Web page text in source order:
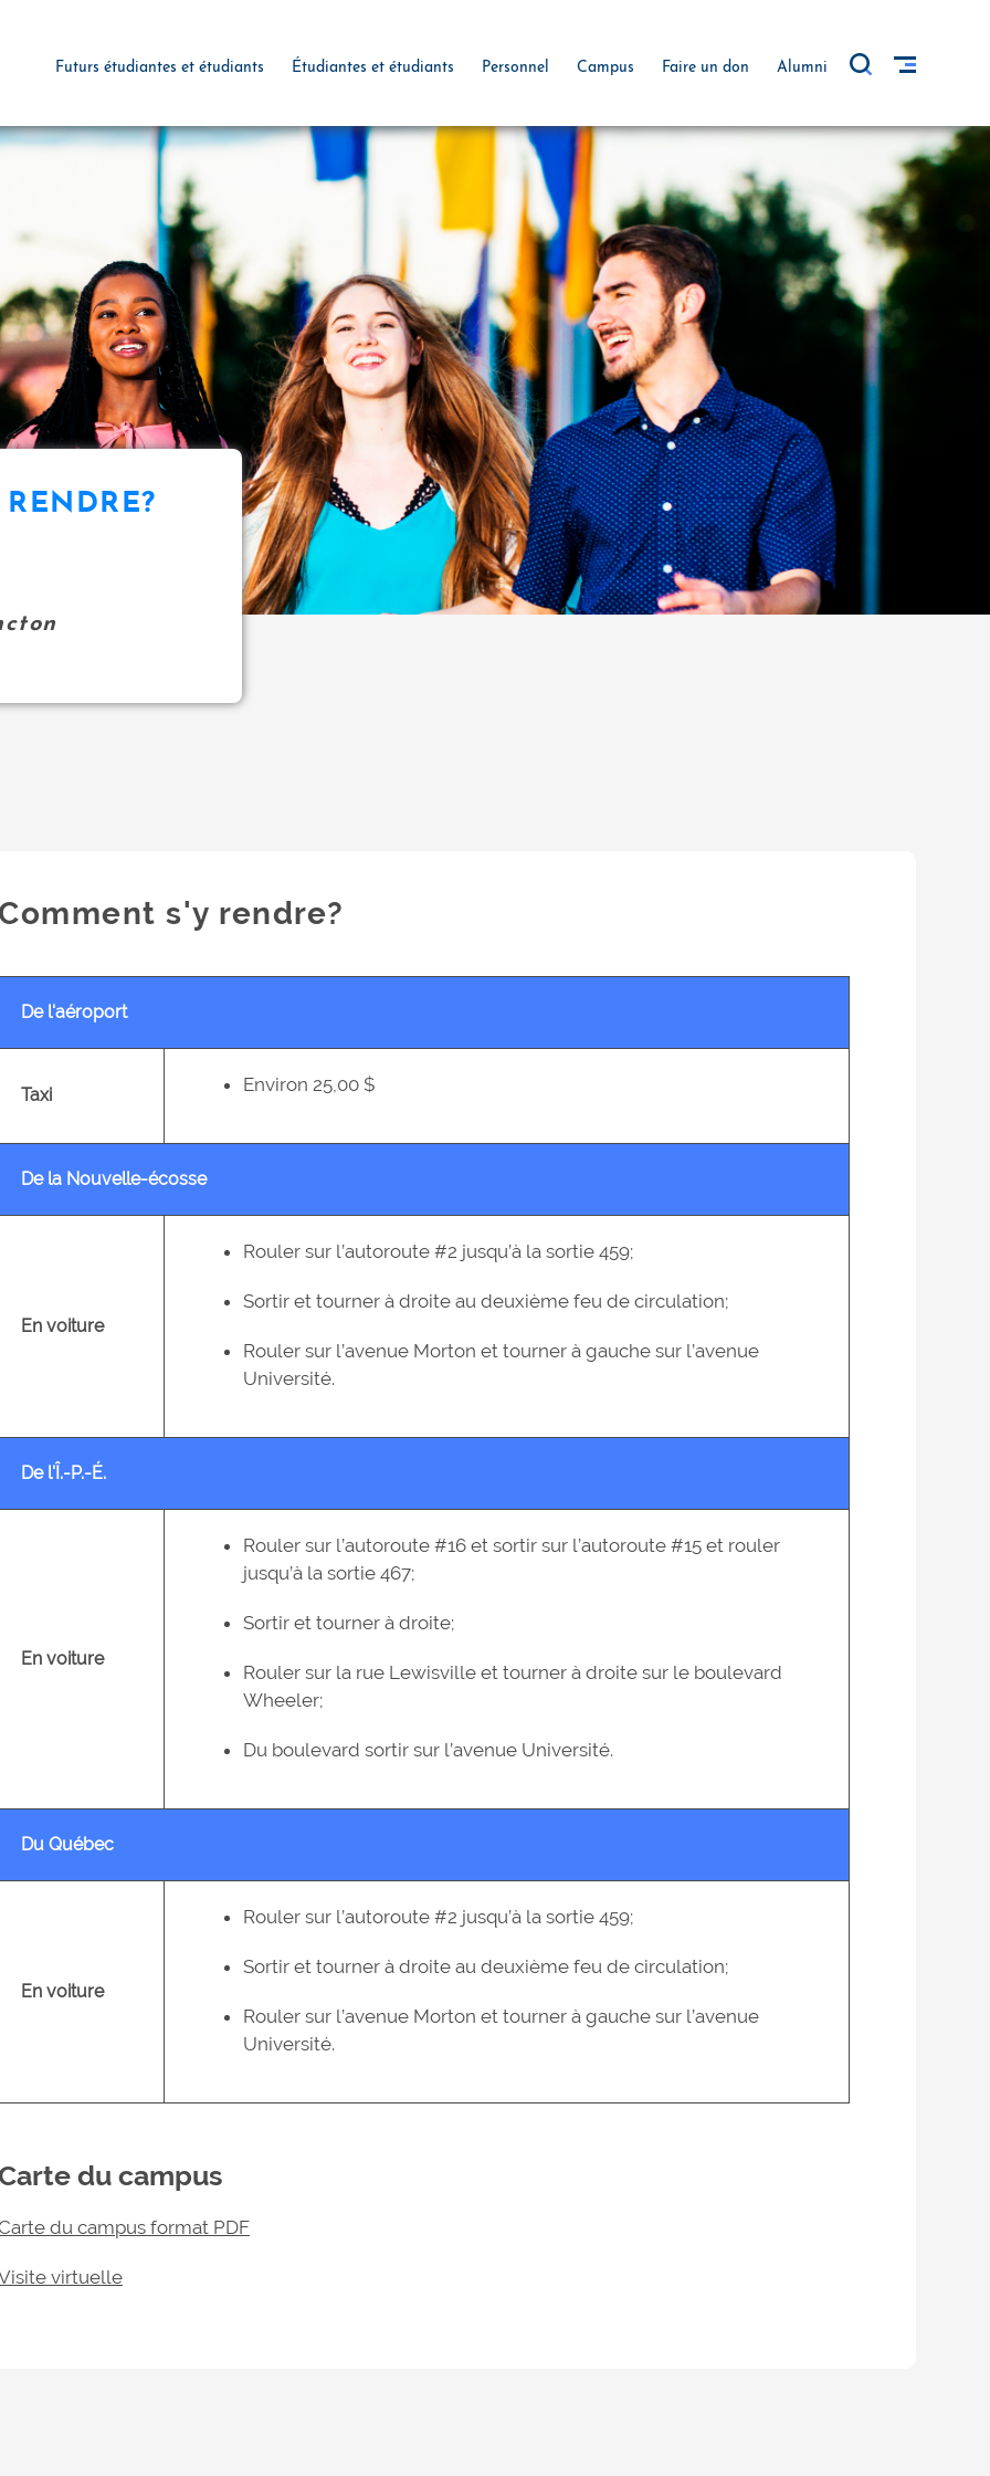
Futurs étudiantes et étudiants Étudiantes et étudiants Personnel Campus Faire un don Alumni
Comment s'y rendre?
De l'aéroport
Taxi Environ 25,00 $
De la Nouvelle-écosse
En voiture
Rouler sur l’autoroute #2 jusqu’à la sortie 459;
Sortir et tourner à droite au deuxième feu de circulation;
Rouler sur l’avenue Morton et tourner à gauche sur l’avenue
Université.
De l'Î.-P.-É.
En voiture
Rouler sur l’autoroute #16 et sortir sur l’autoroute #15 et rouler
jusqu’à la sortie 467;
Sortir et tourner à droite;
Rouler sur la rue Lewisville et tourner à droite sur le boulevard
Wheeler;
Du boulevard sortir sur l’avenue Université.
Du Québec
En voiture
Rouler sur l’autoroute #2 jusqu’à la sortie 459;
Sortir et tourner à droite au deuxième feu de circulation;
Rouler sur l’avenue Morton et tourner à gauche sur l’avenue
Université.
du campus
du campus format PDF
virtuelle